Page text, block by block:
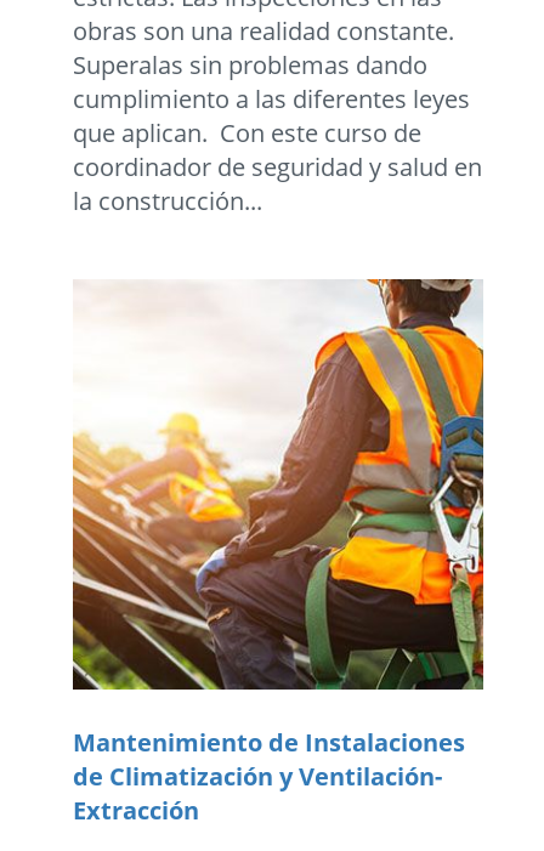
obras son una realidad constante.
Superalas sin problemas dando
cumplimiento a las diferentes leyes
que aplican. Con este curso de
coordinador de seguridad y salud en
la construcción...
Mantenimiento de Instalaciones
de Climatización y Ventilación-
Extracción